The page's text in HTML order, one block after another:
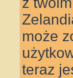
może
teraz